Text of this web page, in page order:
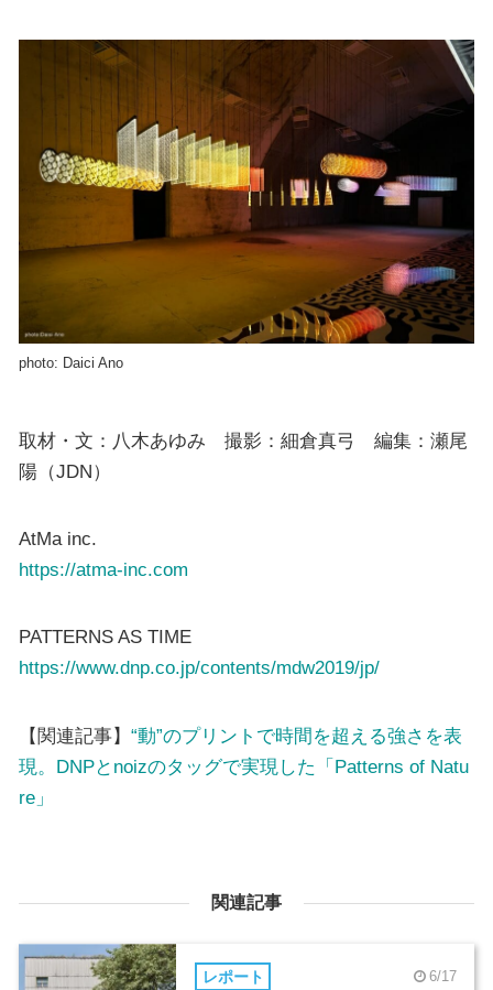
photo: Daici Ano
取材・文：八木あゆみ 撮影：細倉真弓 編集：瀬尾
陽（JDN）
AtMa inc.
https://atma-inc.com
PATTERNS AS TIME
https://www.dnp.co.jp/contents/mdw2019/jp/
【関連記事】 “動”のプリントで時間を超える強さを表
現。DNPとnoizのタッグで実現した「Patterns of Natu
re」
関連記事
レポート 6/17